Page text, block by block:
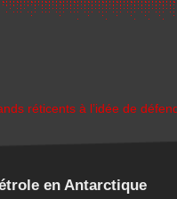
réticents à l’idée de
en Antarctique